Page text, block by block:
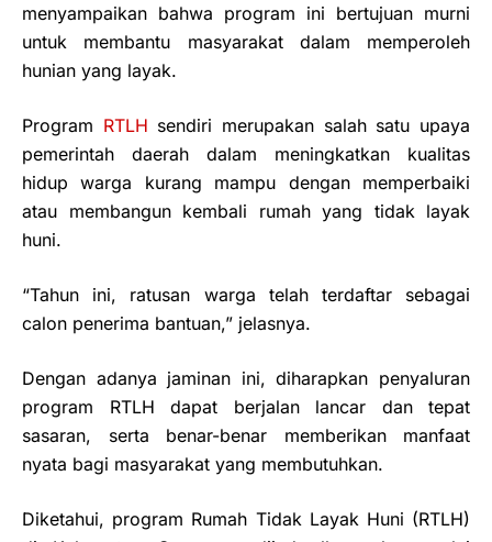
menyampaikan bahwa program ini bertujuan murni
untuk membantu masyarakat dalam memperoleh
hunian yang layak.
Program RTLH sendiri merupakan salah satu upaya
pemerintah daerah dalam meningkatkan kualitas
hidup warga kurang mampu dengan memperbaiki
atau membangun kembali rumah yang tidak layak
huni.
“Tahun ini, ratusan warga telah terdaftar sebagai
calon penerima bantuan,” jelasnya.
Dengan adanya jaminan ini, diharapkan penyaluran
program RTLH dapat berjalan lancar dan tepat
sasaran, serta benar-benar memberikan manfaat
nyata bagi masyarakat yang membutuhkan.
Diketahui, program Rumah Tidak Layak Huni (RTLH)